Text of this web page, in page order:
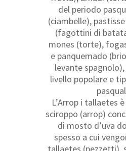
del periodo
(ciambelle),
(fagottini di
mones (torte),
e panquemado
levante
livello popolare e
L’Arrop i tallaetes
sciroppo (arrop)
di mosto d’uva
spesso a cui
tallaetes (pezzetti),